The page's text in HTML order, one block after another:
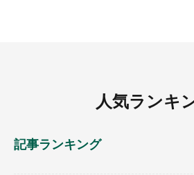
人気ランキ
記事ランキング